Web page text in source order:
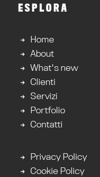
ESPLORA
Home
About
What's new
Clienti
Servizi
Portfolio
Contatti
Privacy Policy
Cookie Policy